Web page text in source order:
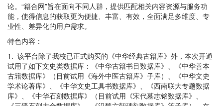
论。“籍合网”旨在面向不同人群，提供匹配相关内容资源与服务功
能，使得信息的获取更为便捷、丰富、有效，全面满足多维度、专
业性、差异化的用户需求。
特色内容：
1. 该平台除了我校已正式购买的《中华经典古籍库》外，本次开通
试用了如下文史类数据库：《中华古籍书目数据库》、《中华善本
古籍数据库》（目前试用《海外中医古籍库》子库）、《中华文史
学术论著库》、《中华文史工具书数据库》、《西南联大专题数据
库》、《中华石刻数据库》（目前试用《宋代墓志铭数据库》、